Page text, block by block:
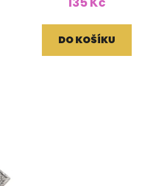
DO KOŠÍKU